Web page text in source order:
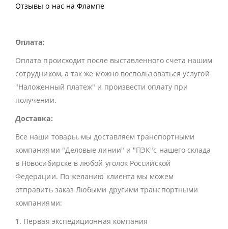
Отзывы о нас на Флампе
Оплата:
Оплата происходит после выставленного счета нашим
сотрудником, а так же можно воспользоваться услугой
"Наложенный платеж" и произвести оплату при
получении.
Доставка:
Все наши товары, мы доставляем транспортными
компаниями "Деловые линии" и "ПЭК"с нашего склада
в Новосибирске в любой уголок Российской
Федерации. По желанию клиента мы можем
отправить заказ Любыми другими транспортными
компаниями:
1. Первая экспедиционная компания